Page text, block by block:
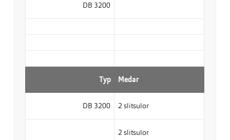
DB 3200
Typ Medar
DB 3200 2 slitsulor
2 slitsulor